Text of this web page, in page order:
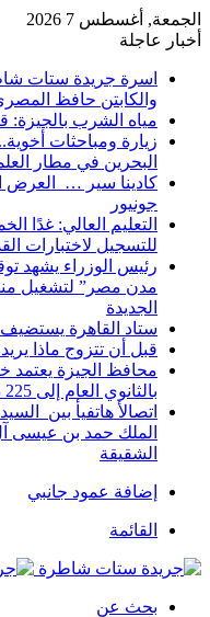
الجمعة, أغسطس 7 2026
أخبار عاجلة
اسرة جريدة ستات
والكابتن حافظ
مياه الشرب بالجيزة:
زيارة ومباحثات
البحرين في مطار
كادينا سير … العرض
جونيور
التعليم العالي: غدًا
للتسجيل لاختبارات
رئيس الوزراء يشهد
مدن مصر” لتشغيل
الجديدة
ستاد القاهرة يستضيف مباريات 5 أندية
قبل أن تتزوج ماذا
محافظ الجيزة يعتمد
بالثانوي العام إلى 225 درجة
اتصالأ هاتفيأ بين
الملك حمد بن عيسى
الشقيقة
إضافة عمود جانبي
القائمة
بحث عن